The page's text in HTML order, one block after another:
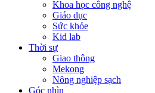
Khoa học công nghệ
Giáo dục
Sức khỏe
Kid lab
Thời sự
Giao thông
Mekong
Nông nghiệp sạch
Góc nhìn